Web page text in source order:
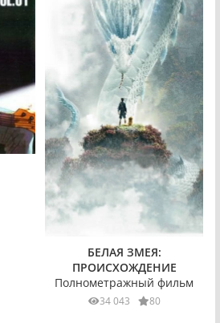
БЕЛАЯ ЗМЕЯ:
ПРОИСХОЖДЕНИЕ
Полнометражный фильм
34 043 80